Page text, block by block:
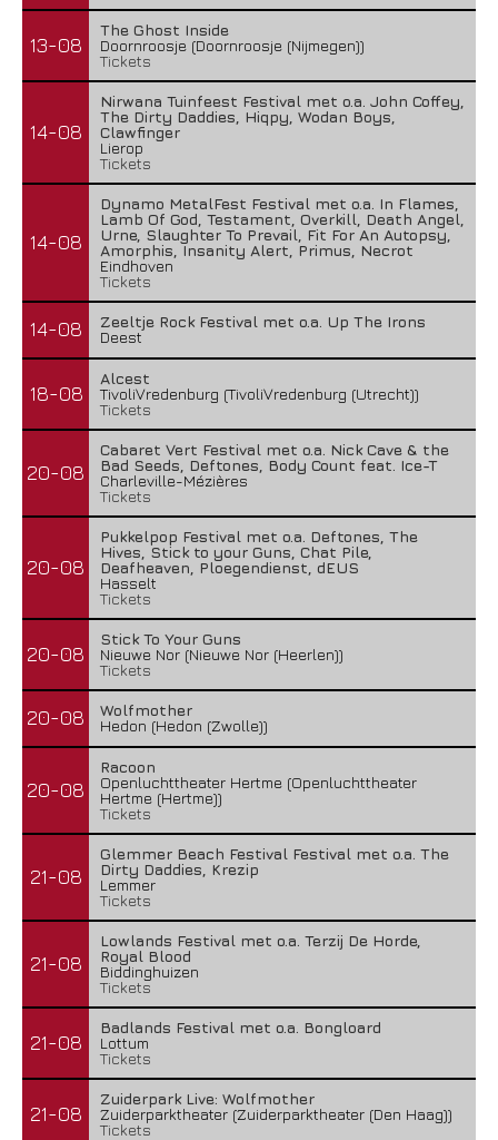
13-08
The Ghost Inside
Doornroosje (Doornroosje (Nijmegen))
Tickets
14-08
Nirwana Tuinfeest Festival met o.a. John Coffey,
The Dirty Daddies, Hiqpy, Wodan Boys,
Clawfinger
Lierop
Tickets
14-08
Dynamo MetalFest Festival met o.a. In Flames,
Lamb Of God, Testament, Overkill, Death Angel,
Urne, Slaughter To Prevail, Fit For An Autopsy,
Amorphis, Insanity Alert, Primus, Necrot
Eindhoven
Tickets
14-08
Zeeltje Rock Festival met o.a. Up The Irons
Deest
18-08
Alcest
TivoliVredenburg (TivoliVredenburg (Utrecht))
Tickets
20-08
Cabaret Vert Festival met o.a. Nick Cave & the
Bad Seeds, Deftones, Body Count feat. Ice-T
Charleville-Mézières
Tickets
20-08
Pukkelpop Festival met o.a. Deftones, The
Hives, Stick to your Guns, Chat Pile,
Deafheaven, Ploegendienst, dEUS
Hasselt
Tickets
20-08
Stick To Your Guns
Nieuwe Nor (Nieuwe Nor (Heerlen))
Tickets
20-08
Wolfmother
Hedon (Hedon (Zwolle))
20-08
Racoon
Openluchttheater Hertme (Openluchttheater
Hertme (Hertme))
Tickets
21-08
Glemmer Beach Festival Festival met o.a. The
Dirty Daddies, Krezip
Lemmer
Tickets
21-08
Lowlands Festival met o.a. Terzij De Horde,
Royal Blood
Biddinghuizen
Tickets
21-08
Badlands Festival met o.a. Bongloard
Lottum
Tickets
21-08
Zuiderpark Live: Wolfmother
Zuiderparktheater (Zuiderparktheater (Den Haag))
Tickets